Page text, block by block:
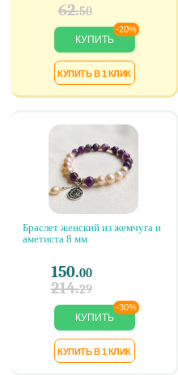
62.50
-20%
Браслет женский из жемчуга и
аметиста 8 мм
150.00
214.29
-30%